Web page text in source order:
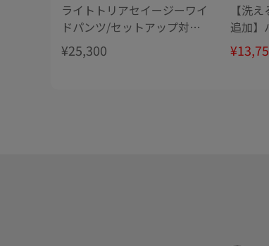
ライトトリアセイージーワイ
ドパンツ/セットアップ対
応・イージーケア・
¥25,300
【洗
追加】
ワイド
勤・